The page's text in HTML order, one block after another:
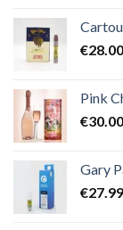
€28.00
Pink
€30.00
Gary
€27.99